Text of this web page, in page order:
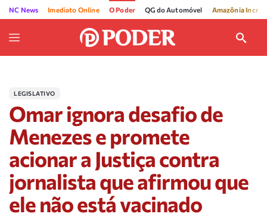
NC News Imediato Online O Poder QG do Automóvel Amazônia
LEGISLATIVO
Omar ignora desafio de
Menezes e promete
acionar a Justiça contra
jornalista que afirmou que
ele não está vacinado